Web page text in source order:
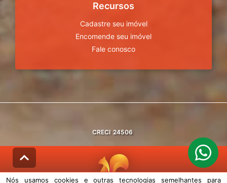
Recursos
Cadastre seu imóvel
Encomende seu imóvel
Fale conosco
CRECI 24506
Nós usamos cookies e outras tecnologias semelhantes para